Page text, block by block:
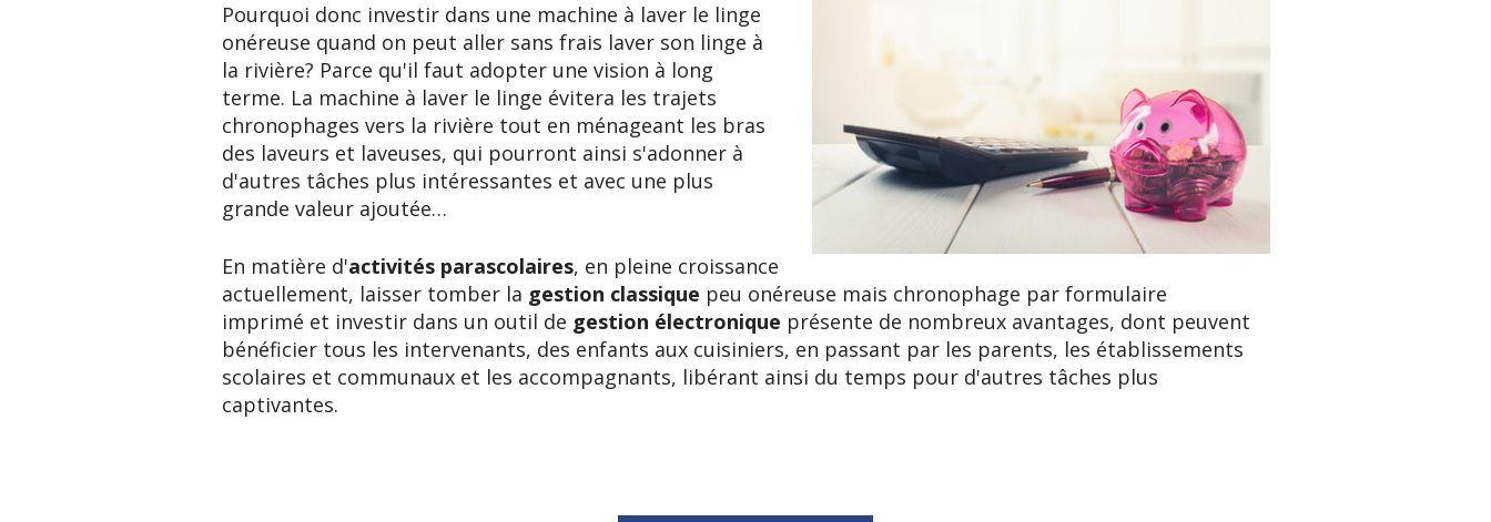
Pourquoi donc investir dans une machine à laver le linge
onéreuse quand on peut aller sans frais laver son linge à
la rivière? Parce qu'il faut adopter une vision à long
terme. La machine à laver le linge évitera les trajets
chronophages vers la rivière tout en ménageant les bras
des laveurs et laveuses, qui pourront ainsi s'adonner à
d'autres tâches plus intéressantes et avec une plus
grande valeur ajoutée…
En matière d'activités parascolaires, en pleine croissance
actuellement, laisser tomber la gestion classique peu onéreuse mais chronophage par formulaire
imprimé et investir dans un outil de gestion électronique présente de nombreux avantages, dont peuvent
bénéficier tous les intervenants, des enfants aux cuisiniers, en passant par les parents, les établissements
scolaires et communaux et les accompagnants, libérant ainsi du temps pour d'autres tâches plus
captivantes.